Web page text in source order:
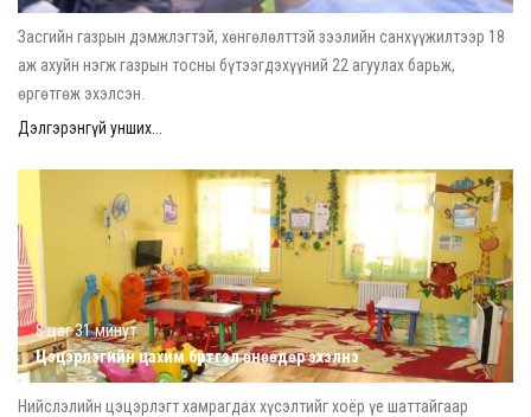
Засгийн газрын дэмжлэгтэй, хөнгөлөлттэй зээлийн санхүүжилтээр 18
аж ахуйн нэгж газрын тосны бүтээгдэхүүний 22 агуулах барьж,
өргөтгөж эхэлсэн.
Дэлгэрэнгүй унших...
8 цаг 31 минут
Цэцэрлэгийн цахим бүртгэл өнөөдөр эхэлнэ
Нийслэлийн цэцэрлэгт хамрагдах хүсэлтийг хоёр үе шаттайгаар